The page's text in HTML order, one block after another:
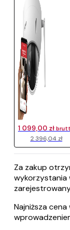
2 396,04 zł
1 099,00 zł
Za zakup
wykorzystania
Najniższa